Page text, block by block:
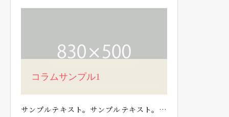
コラムサンプル1
サンプルテキスト。サンプルテキスト。…